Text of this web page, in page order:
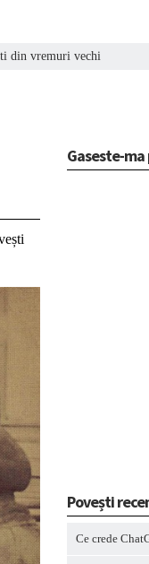
din vremuri vechi
Gaseste-ma
Povești
Ce crede